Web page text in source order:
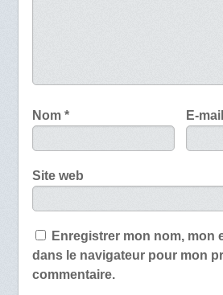
Nom * E-
Site web
Enregistrer mon nom, mon
dans le navigateur pour mon
commentaire.